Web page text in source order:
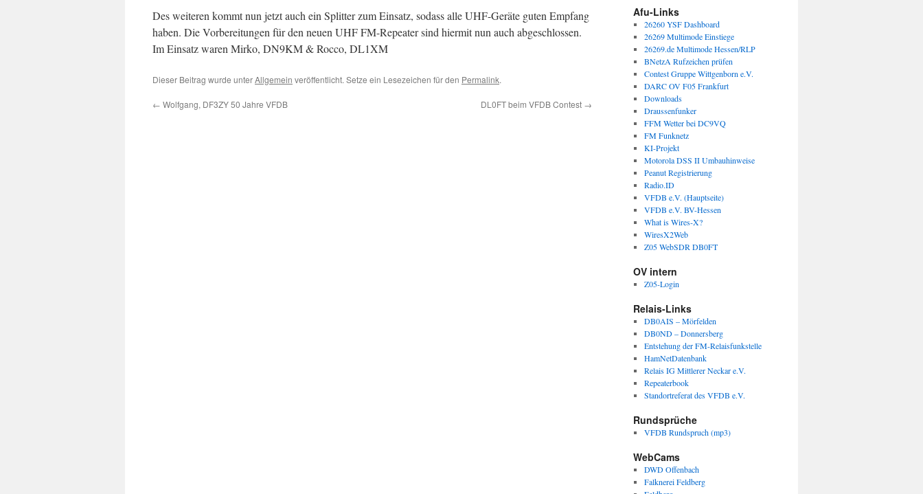
Des weiteren kommt nun jetzt auch ein Splitter zum Einsatz, sodass alle UHF-Geräte guten Empfang
haben. Die Vorbereitungen für den neuen UHF FM-Repeater sind hiermit nun auch abgeschlossen.
Im Einsatz waren Mirko, DN9KM & Rocco, DL1XM
Dieser Beitrag wurde unterAllgemein veröffentlicht. Setze ein Lesezeichen für den Permalink.
← Wolfgang, DF3ZY 50 Jahre VFDB DL0FT beim VFDB Contest →
Afu-Links
26260 YSF Dashboard
26269 Multimode Einstiege
26269.de Multimode Hessen/RLP
BNetzA Rufzeichen prüfen
Contest Gruppe Wittgenborn e.V.
DARC OV F05 Frankfurt
Downloads
Draussenfunker
FFM Wetter bei DC9VQ
FM Funknetz
KI-Projekt
Motorola DSS II Umbauhinweise
Peanut Registrierung
Radio.ID
VFDB e.V. (Hauptseite)
VFDB e.V. BV-Hessen
What is Wires-X?
WiresX2Web
Z05 WebSDR DB0FT
OV intern
Z05-Login
Relais-Links
DB0AIS – Mörfelden
DB0ND – Donnersberg
Entstehung der FM-Relaisfunkstelle
HamNetDatenbank
Relais IG Mittlerer Neckar e.V.
Repeaterbook
Standortreferat des VFDB e.V.
Rundsprüche
VFDB Rundspruch (mp3)
WebCams
DWD Offenbach
Falknerei Feldberg